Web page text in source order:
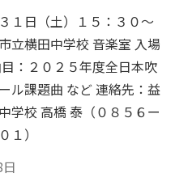
１日（土）１５：３０～
立横田中学校 音楽室 入場
：２０２５年度全日本吹
ル課題曲 など 連絡先：益
学校 高橋 泰（０８５６ー
１）